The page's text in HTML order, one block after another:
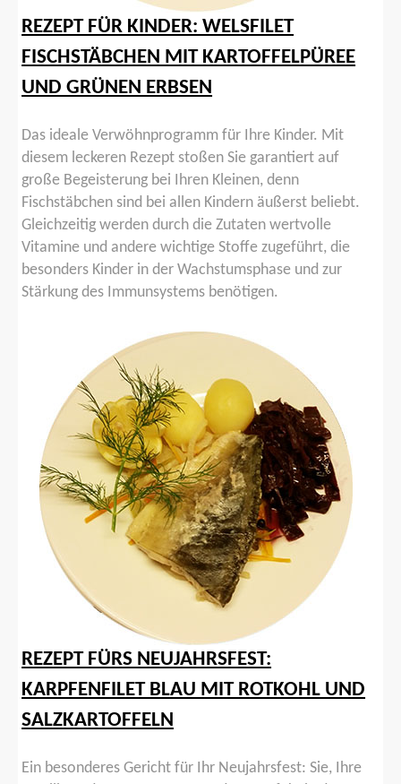
REZEPT FÜR KINDER: WELSFILET
FISCHSTÄBCHEN MIT KARTOFFELPÜREE
UND GRÜNEN ERBSEN
Das ideale Verwöhnprogramm für Ihre Kinder. Mit
diesem leckeren Rezept stoßen Sie garantiert auf
große Begeisterung bei Ihren Kleinen, denn
Fischstäbchen sind bei allen Kindern äußerst beliebt.
Gleichzeitig werden durch die Zutaten wertvolle
Vitamine und andere wichtige Stoffe zugeführt, die
besonders Kinder in der Wachstumsphase und zur
Stärkung des Immunsystems benötigen.
REZEPT FÜRS NEUJAHRSFEST:
KARPFENFILET BLAU MIT ROTKOHL UND
SALZKARTOFFELN
Ein besonderes Gericht für Ihr Neujahrsfest: Sie, Ihre